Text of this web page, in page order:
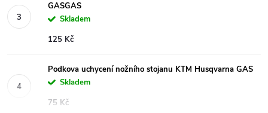
GASGAS
Skladem
125 Kč
Podkova uchycení nožního stojanu KTM Husqvarna GAS
Skladem
75 Kč